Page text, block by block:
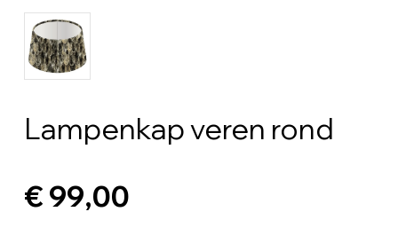
Lampenkap veren rond
€ 99,00